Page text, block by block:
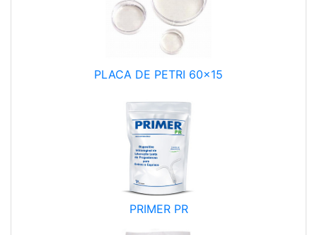
PLACA DE PETRI 60x15
PRIMER PR